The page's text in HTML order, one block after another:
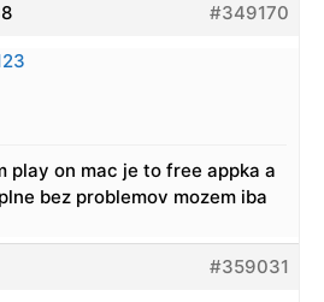
#349170
play on mac je to free appka a
bez problemov mozem iba
#359031